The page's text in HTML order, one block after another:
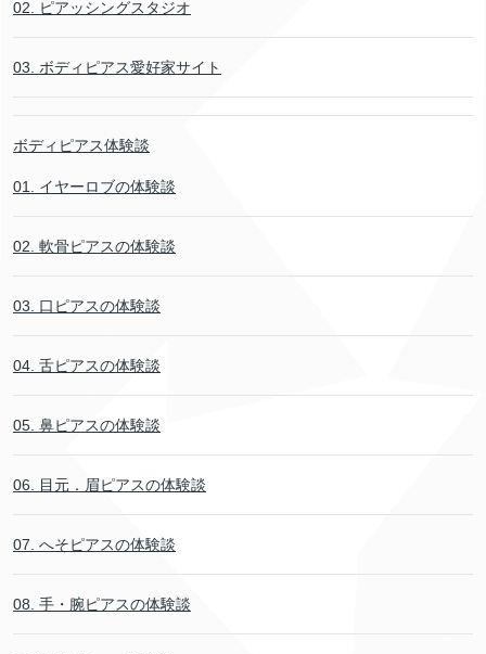
02. ピアッシングスタジオ
03. ボディピアス愛好家サイト
ボディピアス体験談
01. イヤーロブの体験談
02. 軟骨ピアスの体験談
03. 口ピアスの体験談
04. 舌ピアスの体験談
05. 鼻ピアスの体験談
06. 目元．眉ピアスの体験談
07. へそピアスの体験談
08. 手・腕ピアスの体験談